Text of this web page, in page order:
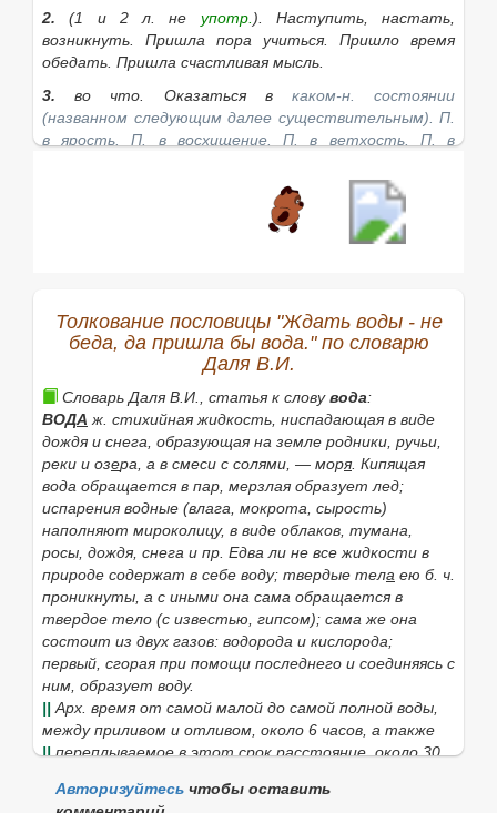
2. (1 и 2 л. не употр.). Наступить, настать,
возникнуть. Пришла пора учиться. Пришло время
обедать. Пришла счастливая мысль.
3.
во что. Оказаться в каком-н. состоянии
(названном следующим далее существительным). П.
в ярость. П. в восхищение. П. в ветхость. П. в
чего-н.
после какихн.
П. к соглашению. П. к выводу.
Прийти в себято же, что прийти в чувство, в
сознание.
Прийти на помощь (на выручку)
выручить(в 1знач.).
|несов. приходить, ожу, одишь.
|сущ. приход, а,м.(к 1 и 2знач.).
Если нужное слово из пословицыЖдать воды - не
беда, да пришла бы вода.отсутствует в
приведённом списке, то его можно найти с помощью
этой формы:
Найти
Толкование пословицы "Ждать воды - не
беда, да пришла бы вода." по словарю
Даля В.И.
Словарь Даля В.И., статья к словувода:
ВОДА ж. стихийная жидкость, ниспадающая в виде
дождя и снега, образующая на земле родники, ручьи,
реки и озера, а в смеси с солями, — моря. Кипящая
вода обращается в пар, мерзлая образует лед;
испарения водные (влага, мокрота, сырость)
наполняют мироколицу, в виде облаков, тумана,
росы, дождя, снега и пр. Едва ли не все жидкости в
природе содержат в себе воду; твердые тела ею б. ч.
проникнуты, а с иными она сама обращается в
твердое тело (с известью, гипсом); сама же она
состоит из двух газов: водорода и кислорода;
первый, сгорая при помощи последнего и соединяясь с
ним, образует воду.
|| Арх. время от самой малой до самой полной воды,
между приливом и отливом, около 6 часов, а также
||переплываемое в этот срок расстояние, около 30
убыль. Иные считаютводув 12 часов, между двумя
Авторизуйтесь чтобы оставить